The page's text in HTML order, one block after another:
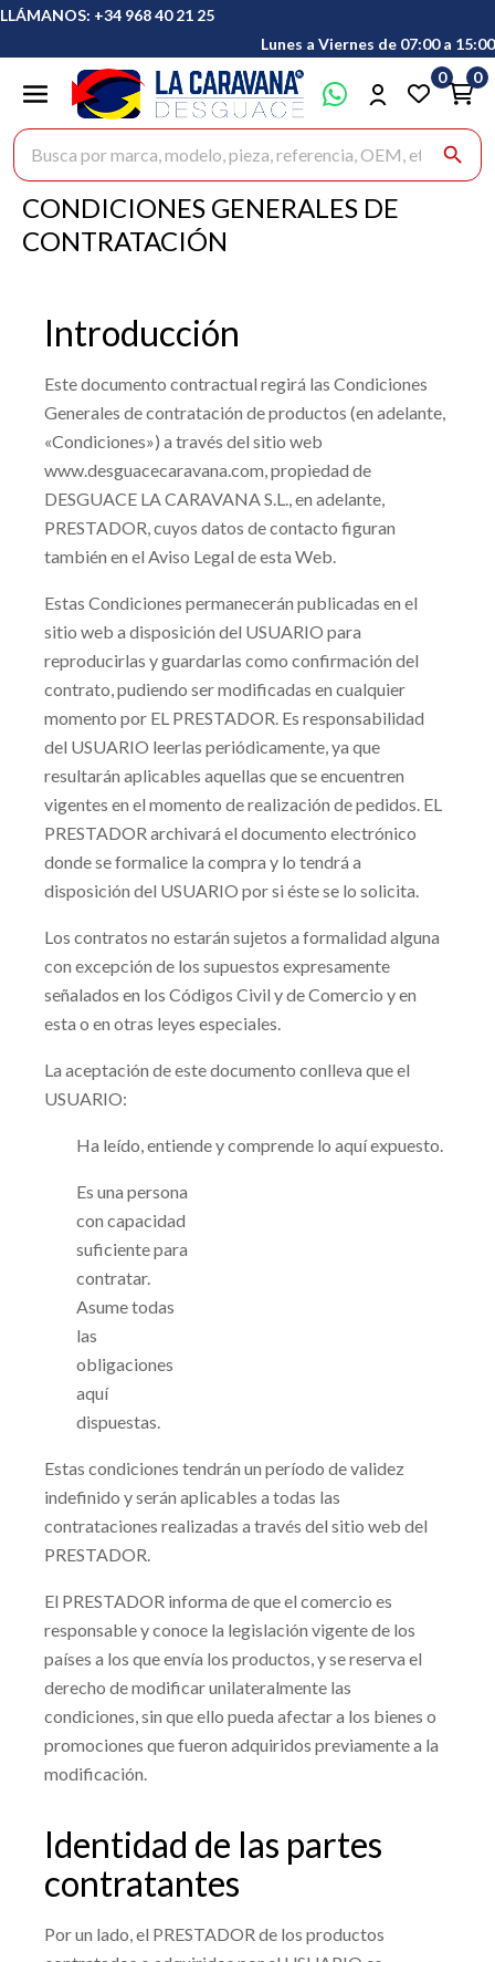
LLÁMANOS: +34 968 40 21 25
Lunes a Viernes de 07:00 a 15:00
Buscar productos
search
0 0
CONDICIONES GENERALES DE
CONTRATACIÓN
Introducción
Este documento contractual regirá las Condiciones
Generales de contratación deproductos (en adelante,
«Condiciones») a través del sitio web
www.desguacecaravana.com, propiedad de
DESGUACE LA CARAVANA S.L., en adelante,
PRESTADOR, cuyos datos de contacto figuran
también en el Aviso Legal de esta Web.
Estas Condiciones permanecerán publicadas en el
sitio web a disposición del USUARIO para
reproducirlas y guardarlas como confirmación del
contrato, pudiendo ser modificadas en cualquier
momento por EL PRESTADOR. Es responsabilidad
del USUARIO leerlas periódicamente, ya que
resultarán aplicables aquellas que se encuentren
vigentes en el momento de realización de pedidos. EL
PRESTADOR archivará el documento electrónico
donde se formalice la compra y lo tendrá a
disposición del USUARIO por si éste se lo solicita.
Los contratos no estarán sujetos a formalidad alguna
con excepción de los supuestos expresamente
señalados en los Códigos Civil y de Comercio y en
esta o en otras leyes especiales.
La aceptación de este documento conlleva que el
USUARIO:
Ha leído, entiende y comprende lo aquí expuesto.
Es una persona
con capacidad
suficiente para
contratar.
Asume todas
las
obligaciones
aquí
dispuestas.
Estas condiciones tendrán un período de validez
indefinido y serán aplicables a todas las
contrataciones realizadas a través del sitio web del
PRESTADOR.
El PRESTADOR informa de que el comercio es
responsable y conoce la legislación vigente de los
países a los que envía los productos, y se reserva el
derecho de modificar unilateralmente las
condiciones, sin que ello pueda afectar a los bienes o
promociones que fueron adquiridos previamente a la
modificación.
Identidad de las partes
contratantes
Por un lado, el PRESTADOR de los productos